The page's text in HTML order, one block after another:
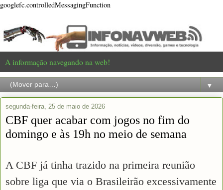
googlefc.controlledMessagingFunction
A informação navegando na web!
▼
segunda-feira, 25 de maio de 2026
CBF quer acabar com jogos no fim do
domingo e às 19h no meio de semana
A CBF já tinha trazido na primeira reunião
sobre liga que via o Brasileirão excessivamente